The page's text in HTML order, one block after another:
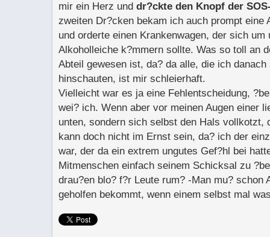
mir ein Herz und dr?ckte den Knopf der
zweiten Dr?cken bekam ich auch prompt eine
und orderte einen Krankenwagen, der sich um
Alkoholleiche k?mmern sollte. Was so toll an
Abteil gewesen ist, da? da alle, die ich
hinschauten, ist mir schleierhaft.
Vielleicht war es ja eine Fehlentscheidung,
wei? ich. Wenn aber vor meinen Augen einer
unten, sondern sich selbst den Hals vollkotzt,
kann doch nicht im Ernst sein, da? ich der
war, der da ein extrem ungutes Gef?hl bei
Mitmenschen einfach seinem Schicksal zu
drau?en blo? f?r Leute rum? -Man mu? schon
geholfen bekommt, wenn einem selbst mal